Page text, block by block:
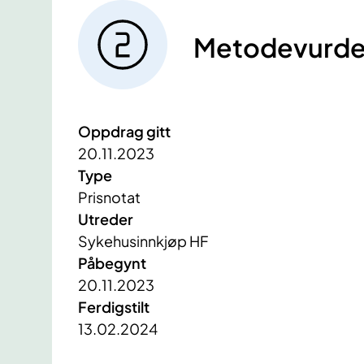
Oppdrag gitt
20.11.2023
Type
Prisnotat
Utreder
Sykehusinnkjøp HF
Påbegynt
20.11.2023
Ferdigstilt
13.02.2024